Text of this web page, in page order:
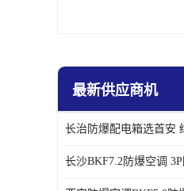
最新供应商机